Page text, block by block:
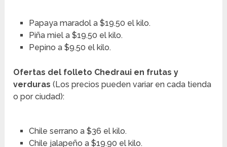
Papaya maradol a $19.50 el kilo.
Piña miel a $19.50 el kilo.
Pepino a $9.50 el kilo.
Ofertas del folleto Chedraui en frutas y
verduras (Los precios pueden variar en cada tienda
o por ciudad):
Chile serrano a $36 el kilo.
Chile jalapeño a $19.90 el kilo.